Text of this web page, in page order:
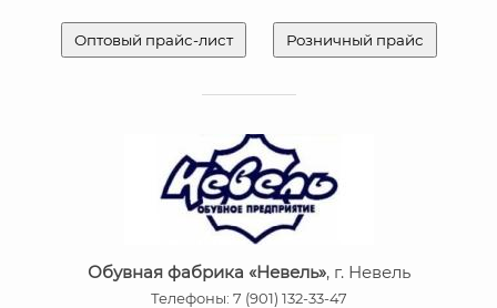
Оптовый прайс-лист Розничный прайс
Обувная фабрика «Невель», г. Невель
Телефоны: 7 (901) 132-33-47